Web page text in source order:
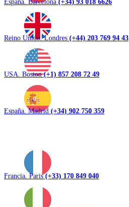
Reino Unido. Londres (+44) 203 769 94 43
USA. Boston(+1) 857 208 72 49
España. Madrid (+34) 902 750 359
Francia. Paris(+33) 170 849 040